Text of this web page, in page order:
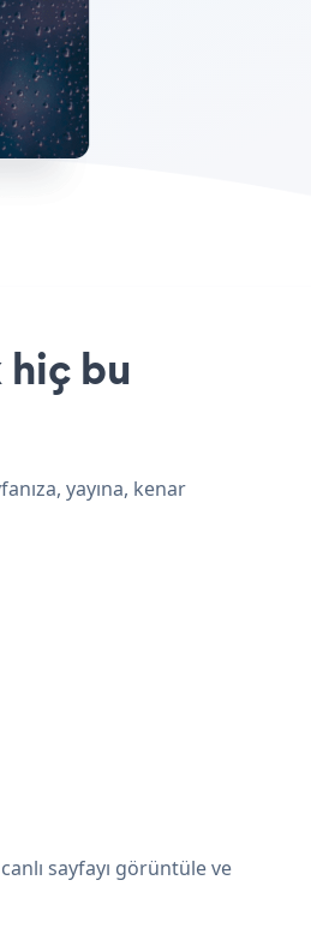
hiç bu
yayına, kenar
sayfayı görüntüle ve